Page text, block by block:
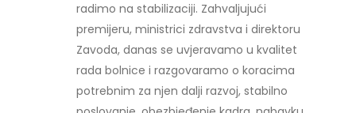
radimo na stabilizaciji. Zahvaljujući
premijeru, ministrici zdravstva i direktoru
Zavoda, danas se uvjeravamo u kvalitet
rada bolnice i razgovaramo o koracima
potrebnim za njen dalji razvoj, stabilno